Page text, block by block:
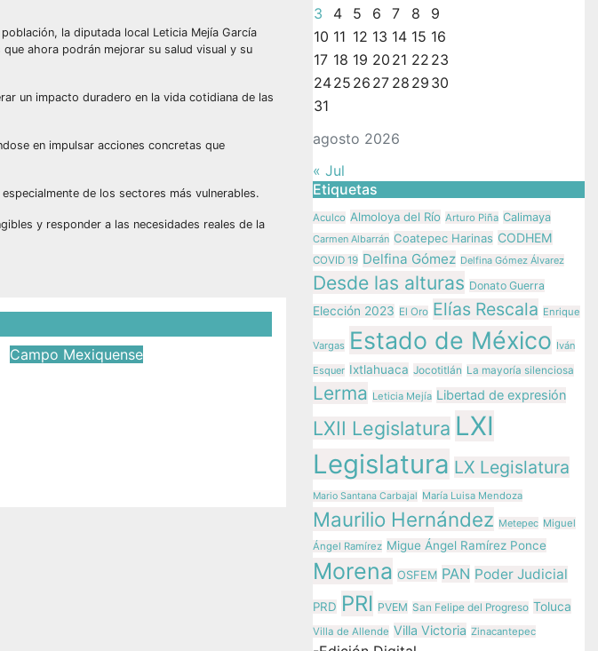
la diputada local Leticia Mejía García
ahora podrán mejorar su salud visual y su
un impacto duradero en la vida cotidiana de las
en impulsar acciones concretas que
de los sectores más vulnerables.
y responder a las necesidades reales de la
Campo Mexiquense
agosto 2026
3
4 5 6 7 8
9
10 11 12 13 14 15 16
17 18 19 20 21 22 23
2425 26 27 28 29 30
31
« Jul
Etiquetas
Aculco Almoloya del Río Arturo Piña Calimaya
Carmen Albarrán Coatepec Harinas CODHEM
COVID 19 Delfina Gómez Delfina Gómez Álvarez
Desde las alturas Donato Guerra
Elección 2023 El Oro Elías Rescala Enrique
Vargas Estado de México Iván
Esquer Ixtlahuaca Jocotitlán La mayoría silenciosa
Lerma Leticia Mejía Libertad de expresión
LXII Legislatura LXI
Legislatura LX Legislatura
Mario Santana Carbajal María Luisa Mendoza
Maurilio Hernández Metepec Miguel
Ángel Ramírez Migue Ángel Ramírez Ponce
Morena OSFEM PAN Poder Judicial
PRD PRI PVEM San Felipe del Progreso Toluca
Villa de Allende Villa Victoria Zinacantepec